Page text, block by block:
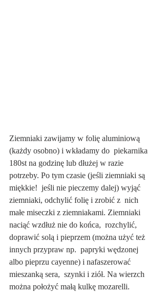
Ziemniaki zawijamy w folię aluminiową
(każdy osobno) i wkładamy do  piekarnika
180st na godzinę lub dłużej w razie
potrzeby. Po tym czasie (jeśli ziemniaki są
miękkie!  jeśli nie pieczemy dalej) wyjąć
ziemniaki, odchylić folię i zrobić z  nich
małe miseczki z ziemniakami. Ziemniaki
naciąć wzdłuż nie do końca,  rozchylić,
doprawić solą i pieprzem (można użyć też
innych przypraw np.  papryki wędzonej
albo pieprzu cayenne) i nafaszerować
mieszanką sera,  szynki i ziół. Na wierzch
można położyć małą kulkę mozarelli.